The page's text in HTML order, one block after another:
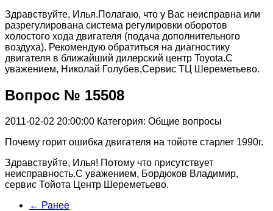
Здравствуйте, Илья.Полагаю, что у Вас неисправна или
разрегулирована система регулировки оборотов
холостого хода двигателя (подача дополнительного
воздуха). Рекомендую обратиться на диагностику
двигателя в ближайший дилерский центр Toyota.С
уважением, Николай Голубев,Сервис ТЦ Шереметьево.
Вопрос № 15508
2011-02-02 20:00:00 Категория: Общие вопросы
Почему горит ошибка двигателя на тойоте старлет 1990г.
Здравствуйте, Илья! Потому что присутствует
неисправность.С уважением, Бордюков Владимир,
сервис Тойота Центр Шереметьево.
← Ранее